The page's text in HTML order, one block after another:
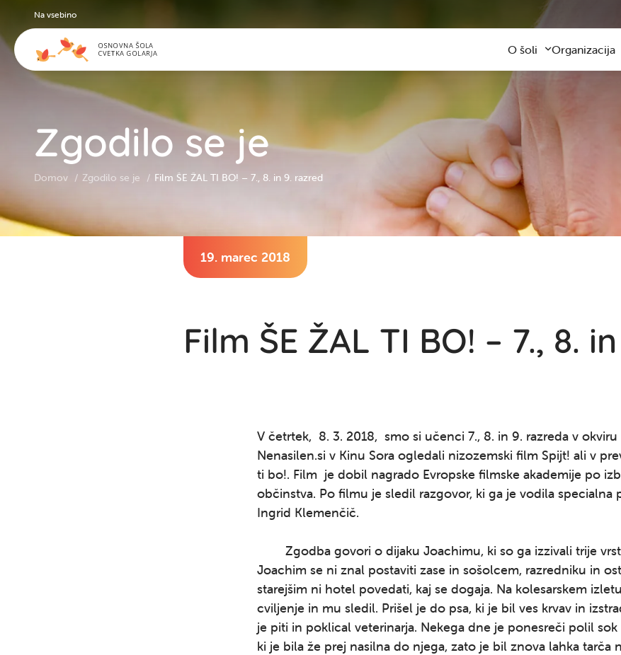
Zgodilo se je
Domov Zgodilo se je Film ŠE ŽAL TI BO! – 7., 8. in 9. razred
19. marec 2018
Film ŠE ŽAL TI BO! – 7., 8.
V četrtek, 8. 3. 2018, smo si učenci 7., 8. in 9. razreda v
Nenasilen.si v Kinu Sora ogledali nizozemski film Spijt! ali v
ti bo!. Film je dobil nagrado Evropske filmske akademije po
občinstva. Po filmu je sledil razgovor, ki ga je vodila specialna
Ingrid Klemenčič.
Zgodba govori o dijaku Joachimu, ki so ga izzivali trije
Joachim se ni znal postaviti zase in sošolcem, razredniku in
starejšim ni hotel povedati, kaj se dogaja. Na kolesarskem
cviljenje in mu sledil. Prišel je do psa, ki je bil ves krvav in
je piti in poklical veterinarja. Nekega dne je ponesreči polil sok
ki je bila že prej nasilna do njega, zato je bil znova lahka tarča
Na vsebino
O šoli
Predstavitev šole
Kontaktni podatki
Zaposleni
Organizacija dela
Varna šolska pot
Knjižnica
Katalog informacij
Koristne informacije
Oddaja prostorov
Zobna ambulanta
Tekmovanja
Organizacija
Sodelovanje s
Šolski prevozi
Šolski sklad